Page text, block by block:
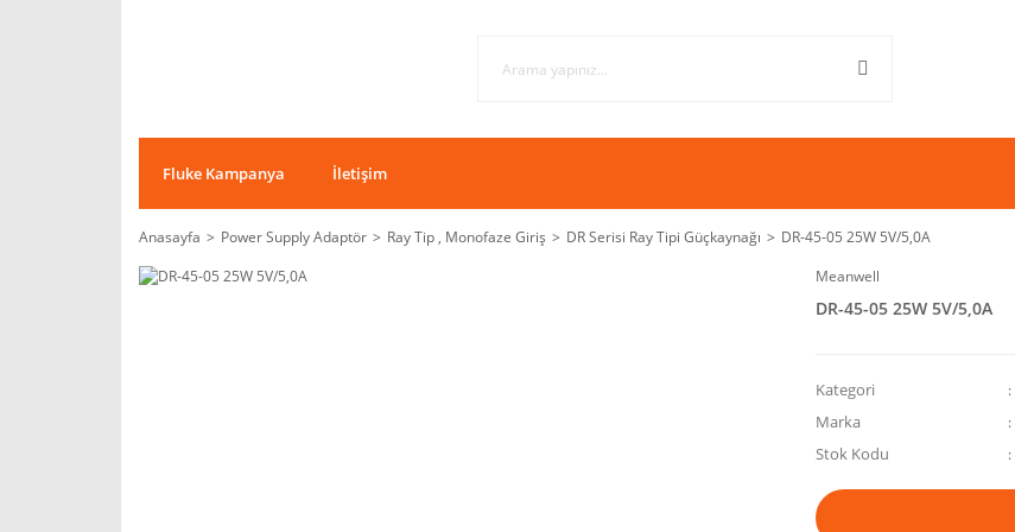
Fluke Kampanya İletişim
Anasayfa Power Supply Adaptör Ray Tip , Monofaze Giriş DR Serisi Ray Tipi Güçkaynağı
DR-45-05 25W 5V/5,0A
Meanwell
DR-45-05 25W 5V/5,0A
Kategori
Marka
Stok Kodu